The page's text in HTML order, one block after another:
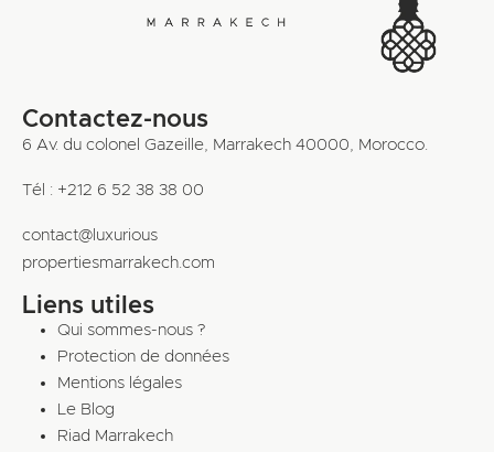
Contactez-nous
6 Av. du colonel Gazeille, Marrakech 40000, Morocco.
Tél : +212 6 52 38 38 00
contact@luxurious
propertiesmarrakech.com
Liens utiles
Qui sommes-nous ?
Protection de données
Mentions légales
Le Blog
Riad Marrakech